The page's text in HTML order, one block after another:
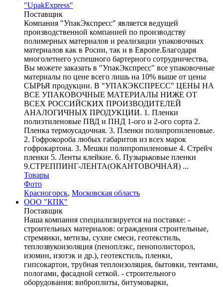
"UpakExpress"
Поставщик
Компания "УпакЭкспресс" является ведущей
производственной компанией по производству
полимерных материалов и реализации упаковочных
материалов как в Росии, так и в Европе.Благодаря
многолетнего успешного бартерного сотрудничества,
Вы можете заказать в "УпакЭкспресс" все упаковочные
материалы по цене всего лишь на 10% выше от цены
СЫРЬЯ продукции. В "УПАКЭКСПРЕСС" ЦЕНЫ НА
ВСЕ УПАКОВОЧНЫЕ МАТЕРИАЛЫ НИЖЕ ОТ
ВСЕХ РОССИЙСКИХ ПРОИЗВОДИТЕЛЕЙ
АНАЛОГИЧНЫХ ПРОДУКЦИИ. 1. Пленки
полиэтиленовые ПВД и ПНД 1-ого и 2-ого сорта 2.
Пленка термоусадочная. 3. Пленки полипропиленовые.
2. Гофрокороба любых габаритов из всех марок
гофрокартона. 3. Мешки полипропиленовые 4. Стрейч
пленки 5. Ленты клейкие. 6. Пузырьковые пленки
9.СТРЕППИНГ-ЛЕНТА(ОКАНТОВОЧНАЯ) ...
Товары
Фото
Красногорск, Московская область
ООО "КПК"
Поставщик
Наша компания специализируется на поставке: -
строительных материалов: ограждения строительные,
стремянки, метизы, сухие смеси, геотекстиль,
теплозвукоизоляция (пеноплэкс, пенополисторол,
изомин, изотэк и др.), геотекстиль, пленки,
гипсокартон, трубная теплоизоляция, бытовки, тентами,
пологами, фасадной сеткой. - строительного
оборудования: виброплиты, битумоварки,